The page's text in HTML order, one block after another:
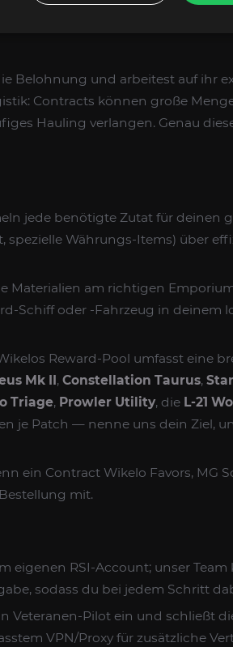
Belohnung und arbeitest auf ihr
Contracts können große
Hauling verlangen. Genau
jede benötigte Zutat für deinen
spezielle Währungs-Items) über
Materialien am richtigen
Schiff oder -Fahrzeug in deinem
Reward-Pool umfasst eine
Mk II, Constellation Taurus,
Triage, Prowler Utility, die L-21
je Patch — nenne uns dein Ziel,
ein Contract Wikelo Favors, MG
mit.
eigenen RSI-Account; unser
sodass du bei jedem Schritt
Veteranen-Pilot ein und schließt
VPN/Proxy für zusätzliche